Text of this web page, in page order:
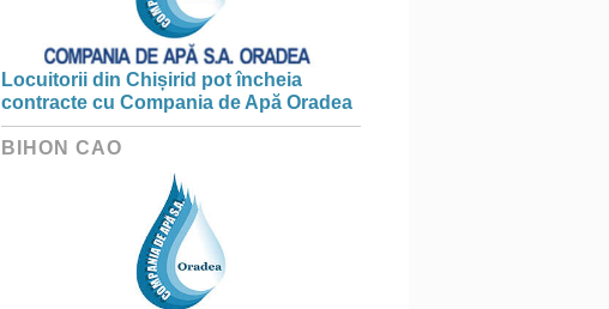
Locuitorii din Chișirid pot încheia
contracte cu Compania de Apă Oradea
BIHON CAO